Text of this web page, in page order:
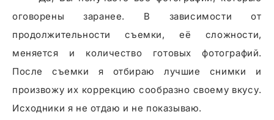
оговорены заранее. В зависимости от
продолжительности съемки, её сложности,
меняется и количество готовых фотографий.
После съемки я отбираю лучшие снимки и
произвожу их коррекцию сообразно своему вкусу.
Исходники я не отдаю и не показываю.